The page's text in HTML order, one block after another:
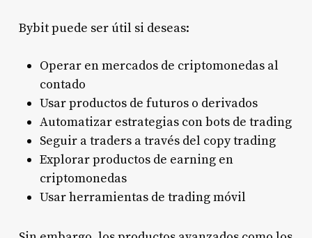
Bybit puede ser útil si deseas:
Operar en mercados de criptomonedas al
contado
Usar productos de futuros o derivados
Automatizar estrategias con bots de trading
Seguir a traders a través del copy trading
Explorar productos de earning en
criptomonedas
Usar herramientas de trading móvil